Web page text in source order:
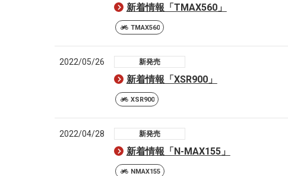
新着情報「TMAX560」
TMAX560
2022/05/26 新発売
新着情報「XSR900」
XSR900
2022/04/28 新発売
新着情報「N-MAX155」
NMAX155